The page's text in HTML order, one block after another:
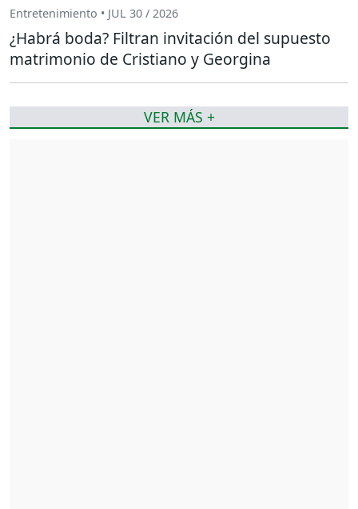
Entretenimiento • JUL 30 / 2026
¿Habrá boda? Filtran invitación del supuesto
matrimonio de Cristiano y Georgina
VER MÁS +